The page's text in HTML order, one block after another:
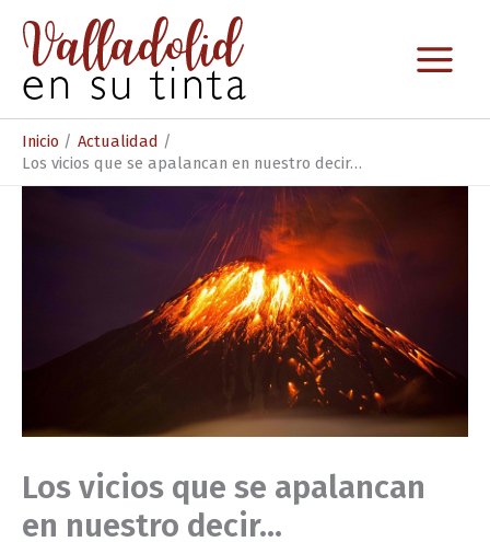
contenido
Inicio
Actualidad
Los vicios que se apalancan en nuestro decir…
Los vicios que se apalancan
en nuestro decir…